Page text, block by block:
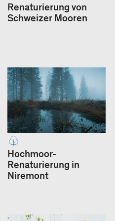
Renaturierung von
Schweizer Mooren
Hochmoor-
Renaturierung in
Niremont